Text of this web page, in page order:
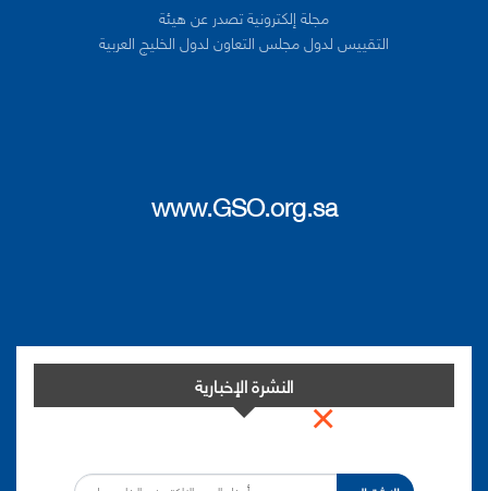
مجلة إلكترونية تصدر عن هيئة
التقييس لدول مجلس التعاون لدول الخليج العربية
www.GSO.org.sa
النشرة الإخبارية
×